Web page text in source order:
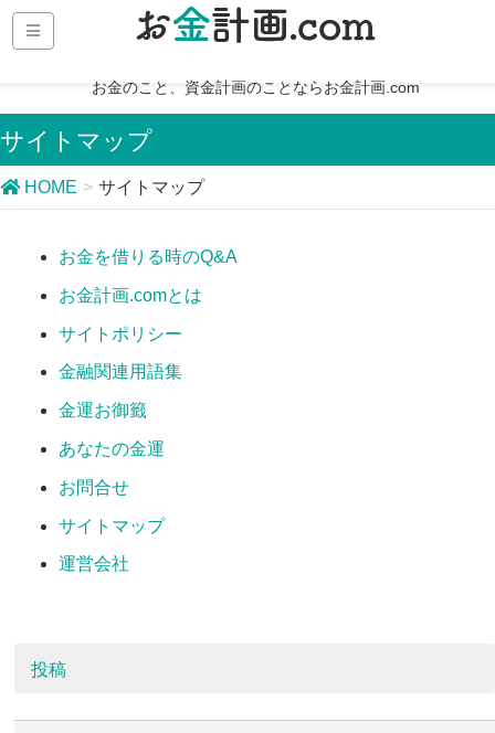
お金のこと、資金計画のことならお金計画.com
サイトマップ
HOME サイトマップ
お金を借りる時のQ&A
お金計画.comとは
サイトポリシー
金融関連用語集
金運お御籤
あなたの金運
お問合せ
サイトマップ
運営会社
投稿